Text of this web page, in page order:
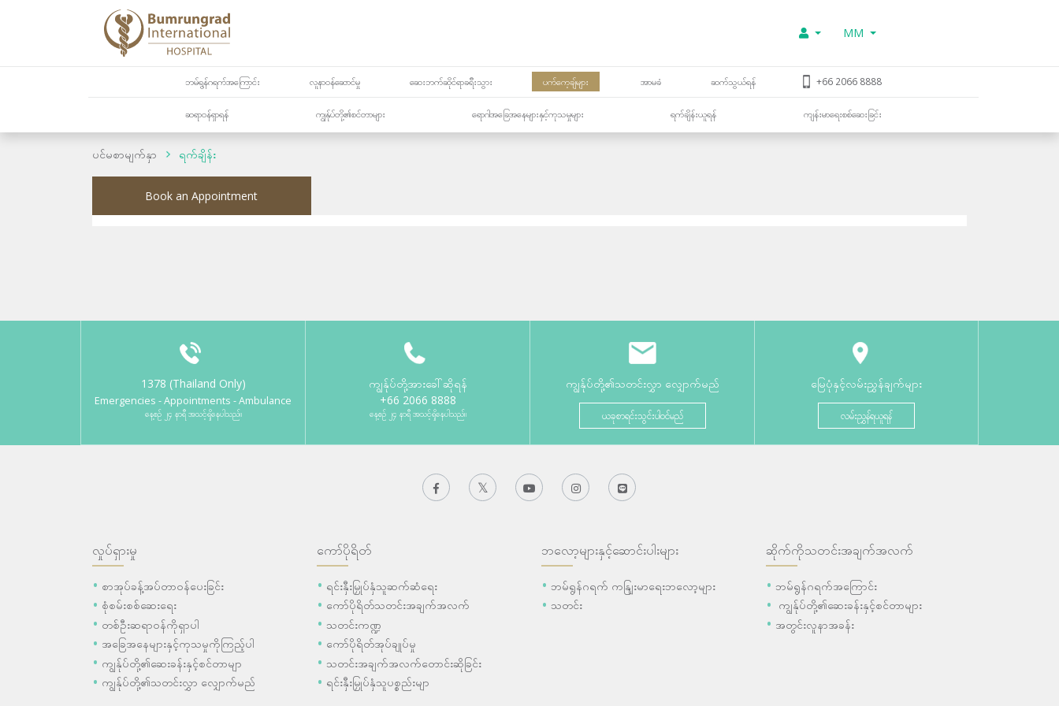
MM
ဘမ်ရွန်ဂရက်အကြောင်း လူနာဝန်ဆောင်မှု ဆေးဘက်ဆိုင်ရာခရီးသွား ပက်ကေ့ချ်များ အာမခံ ဆက်သွယ်ရန် +66 2066 8888
ဆရာဝန်ရှာရန် ကျွန်ုပ်တို့၏စင်တာများ ရောဂါအခြေအနေများနှင့်ကုသမှုများ ရက်ချိန်းယူရန် ကျန်းမာရေးစစ်ဆေးခြင်း
ပင်မစာမျက်နှာ ရက်ချိန်း
Book an Appointment
1378 (Thailand Only)
Emergencies - Appointments - Ambulance
နေ့စဉ် ၂၄ နာရီ အသင့်ရှိနေပါသည်။
ကျွန်ုပ်တို့အားခေါ်ဆိုရန်
+66 2066 8888
နေ့စဉ် ၂၄ နာရီ အသင့်ရှိနေပါသည်။
ကျွန်ုပ်တို့၏သတင်းလွှာ လျှောက်မည်
ယခုစာရင်းသွင်းပါဝင်မည်
မြေပုံနှင့်လမ်းညွှန်ချက်များ
လမ်းညွှန်ရယူရန်
လှုပ်ရှားမှု
စာအုပ်ခန့်အပ်တာဝန်ပေးခြင်း
စုံစမ်းစစ်ဆေးရေး
တစ်ဦးဆရာဝန်ကိုရှာပါ
အခြေအနေများနှင့်ကုသမှုကိုကြည့်ပါ
ကျွန်ုပ်တို့၏ဆေးခန်းနှင့်စင်တာမျာ
ကျွန်ုပ်တို့၏သတင်းလွှာ လျှောက်မည်
ကော်ပိုရိတ်
ရင်းနှီးမြှုပ်နှံသူဆက်ဆံရေး
ကော်ပိုရိတ်သတင်းအချက်အလက်
သတင်းကဏ္ဍ
ကော်ပိုရိတ်အုပ်ချုပ်မှု
သတင်းအချက်အလက်တောင်းဆိုခြင်း
ရင်းနှီးမြှုပ်နှံသူပစ္စည်းမျာ
ဘလော့များနှင့်ဆောင်းပါးများ
ဘမ်ရွန်ဂရက် ကနျြးမာရေးဘလော့များ
သတင်း
ဆိုက်ကိုသတင်းအချက်အလက်
ဘမ်ရွန်ဂရက်အကြောင်း
ကျွန်ုပ်တို့၏ဆေးခန်းနှင့်စင်တာများ
အတွင်းလူနာအခန်း